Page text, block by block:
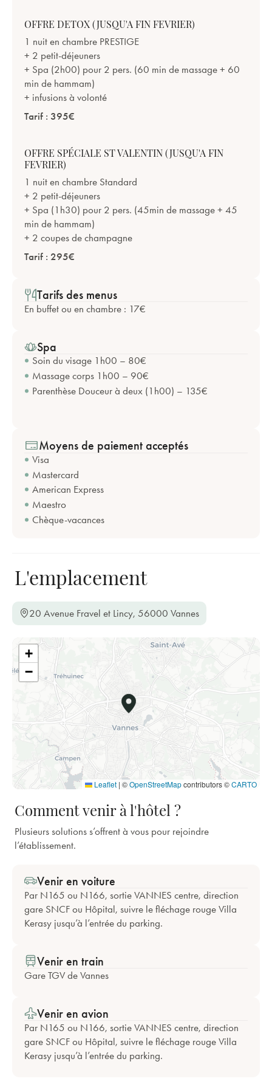
OFFRE DETOX (JUSQU'A FIN FEVRIER)
1 nuit en chambre PRESTIGE
+ 2 petit-déjeuners
+ Spa (2h00) pour 2 pers. (60 min de massage + 60
min de hammam)
+ infusions à volonté
Tarif : 395€
OFFRE SPÉCIALE ST VALENTIN (JUSQU'A FIN
FEVRIER)
1 nuit en chambre Standard
+ 2 petit-déjeuners
+ Spa (1h30) pour 2 pers. (45min de massage + 45
min de hammam)
+ 2 coupes de champagne
Tarif : 295€
Tarifs des menus
En buffet ou en chambre : 17€
Spa
Soin du visage 1h00 – 80€
Massage corps 1h00 – 90€
Parenthèse Douceur à deux (1h00) – 135€
Moyens de paiement acceptés
Visa
Mastercard
American Express
Maestro
Chèque-vacances
L'emplacement
20 Avenue Fravel et Lincy, 56000 Vannes
+
−
Leaflet | ©OpenStreetMapcontributors ©CARTO
Comment venir à l'hôtel ?
Plusieurs solutions s’offrent à vous pour rejoindre
l’établissement.
Venir en voiture
Par N165 ou N166, sortie VANNES centre, direction
gare SNCF ou Hôpital, suivre le fléchage rouge Villa
Kerasy jusqu’à l’entrée du parking.
Venir en train
Gare TGV de Vannes
Venir en avion
Par N165 ou N166, sortie VANNES centre, direction
gare SNCF ou Hôpital, suivre le fléchage rouge Villa
Kerasy jusqu’à l’entrée du parking.